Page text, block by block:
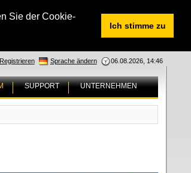
Sie der Cookie-
Ich stimme zu
06.08.2026, 14:46
Sprache ändern
Registrieren
SUPPORT UNTERNEHMEN